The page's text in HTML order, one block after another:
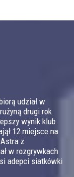
udział w
drugi rok
wynik klub
12 miejsce na
z
w rozgrywkach
adepci siatkówki